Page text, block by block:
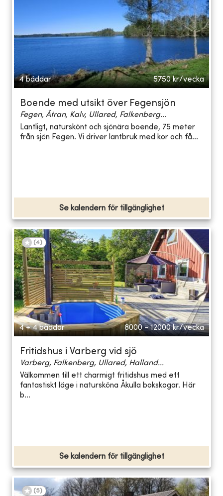
4 bäddar 5750 kr/vecka
Boende med utsikt över Fegensjön
Fegen, Ätran, Kalv, Ullared, Falkenberg...
Lantligt, naturskönt och sjönära boende, 75 meter
från sjön Fegen. Vi driver lantbruk med kor och få...
Se kalendern för tillgänglighet
(4)
4 + 4 bäddar 8000 - 12000 kr/vecka
Fritidshus i Varberg vid sjö
Varberg, Falkenberg, Ullared, Halland...
Välkommen till ett charmigt fritidshus med ett
fantastiskt läge i natursköna Åkulla bokskogar. Här
b...
Se kalendern för tillgänglighet
(5)